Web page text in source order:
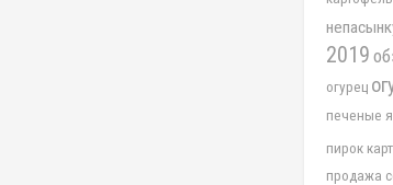
2019
огурец
печеные
пирок
продажа